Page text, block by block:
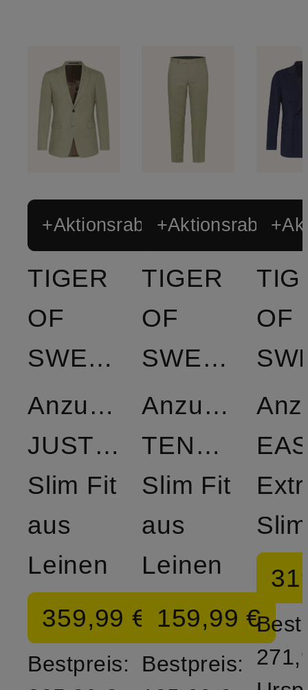
+Aktionsrabatt
TIGER
OF
SWEDEN
Anzugsakko
JUSTIN
Slim Fit
aus
Leinen
359,99 €
Bestpreis:
+Aktionsrabatt
TIGER
OF
SWEDEN
Anzughose
TENUTA
Slim Fit
aus
Leinen
159,99 €
Bestpreis:
OF